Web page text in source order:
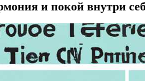
и покой внутри